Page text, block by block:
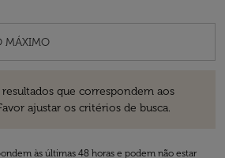
que correspondem aos
ajustar os critérios de busca.
às últimas 48 horas e podem não estar